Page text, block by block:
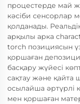
процестерде май
кәсіби сенсорлар
қолданады.
арқылы арка
torch позициясын
қоршаған
басқару жүйесі
сақтау және қайта
осылайша әртүрлі
мен қоршаған